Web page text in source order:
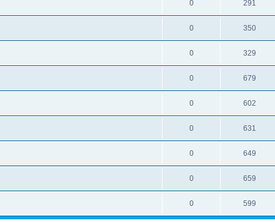
0 291
0 350
0 329
0 679
0 602
0 631
0 649
0 659
0 599